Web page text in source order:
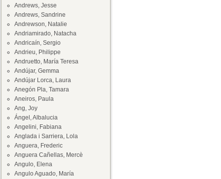
Andrews, Jesse
Andrews, Sandrine
Andrewson, Natalie
Andriamirado, Natacha
Andricaín, Sergio
Andrieu, Philippe
Andruetto, María Teresa
Andújar, Gemma
Andújar Lorca, Laura
Anegón Pla, Tamara
Aneiros, Paula
Ang, Joy
Ángel, Albalucia
Angelini, Fabiana
Anglada i Sarriera, Lola
Anguera, Frederic
Anguera Cañellas, Mercè
Angulo, Elena
Angulo Aguado, María